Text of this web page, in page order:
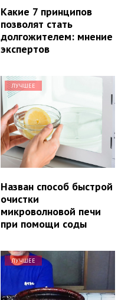
Какие 7 принципов
позволят стать
долгожителем: мнение
экспертов
ЛУЧШЕЕ
Назван способ быстрой
очистки
микроволновой печи
при помощи соды
ЛУЧШЕЕ